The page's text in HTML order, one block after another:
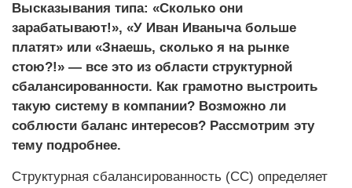
Высказывания типа: «Cколько они
зарабатывают!», «У Иван Иваныча больше
платят» или «Знаешь, сколько я на рынке
стою?!» — все это из области структурной
сбалансированности. Как грамотно выстроить
такую систему в компании? Возможно ли
соблюсти баланс интересов? Рассмотрим эту
тему подробнее.
Структурная сбалансированность (СС) определяет